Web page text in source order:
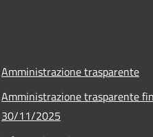
Amministrazione trasparente
Amministrazione trasparente
30/11/2025